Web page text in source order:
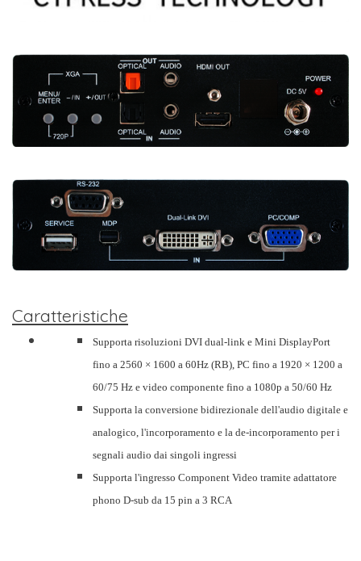
Caratteristiche
Supporta risoluzioni DVI dual-link e Mini DisplayPort
fino a 2560 × 1600 a 60Hz (RB), PC fino a 1920 × 1200 a
60/75 Hz e video componente fino a 1080p a 50/60 Hz
Supporta la conversione bidirezionale dell'audio digitale e
analogico, l'incorporamento e la de-incorporamento per i
segnali audio dai singoli ingressi
Supporta l'ingresso Component Video tramite adattatore
phono D-sub da 15 pin a 3 RCA